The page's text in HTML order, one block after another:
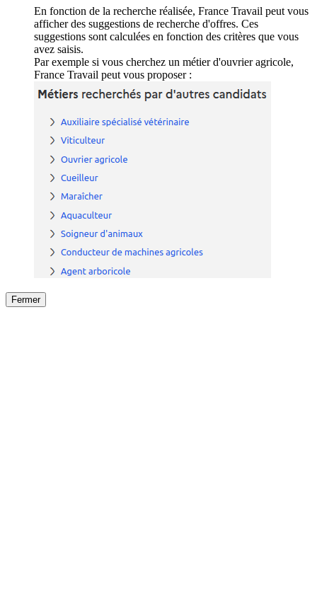
En fonction de la recherche réalisée, France Travail peut vous
afficher des suggestions de recherche d'offres. Ces
suggestions sont calculées en fonction des critères que vous
avez saisis.
Par exemple si vous cherchez un métier d'ouvrier agricole,
France Travail peut vous proposer :
Fermer